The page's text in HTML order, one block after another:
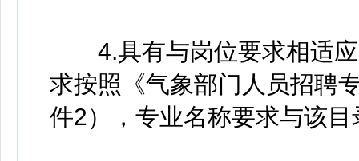
4.具有与岗位要求相适应
求按照《气象部门人员招聘
件2），专业名称要求与该目